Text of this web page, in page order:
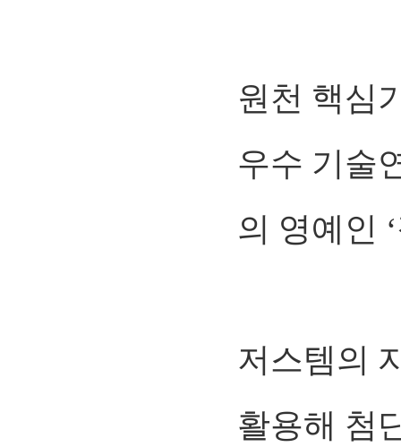
원천 핵심
우수 기술
의 영예인
저스템의
활용해 첨